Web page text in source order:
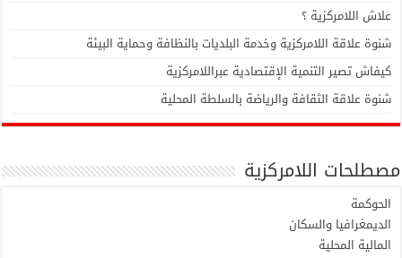
علاش اللامركزية ؟
شنوة علاقة اللامركزية وخدمة البلديات بالنظافة وحماية البيئة
كيفاش تصير التنمية الإقتصادية عبراللامركزية
شنوة علاقة الثقافة والرياضة بالسلطة المحلية
مصطلحات اللامركزية
الحوكمة
الديمغرافيا والسكان
المالية المحلية